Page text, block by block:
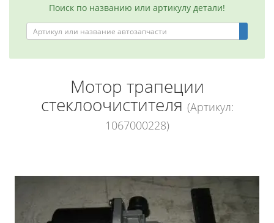
Поиск по названию или артикулу детали!
Мотор трапеции
стеклоочистителя (Артикул:
1067000228)